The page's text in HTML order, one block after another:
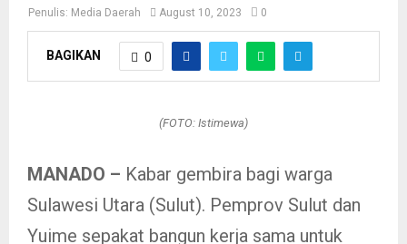
Penulis: Media Daerah August 10, 2023 0
BAGIKAN 0
(FOTO: Istimewa)
MANADO – Kabar gembira bagi warga
Sulawesi Utara (Sulut). Pemprov Sulut dan
Yuime sepakat bangun kerja sama untuk